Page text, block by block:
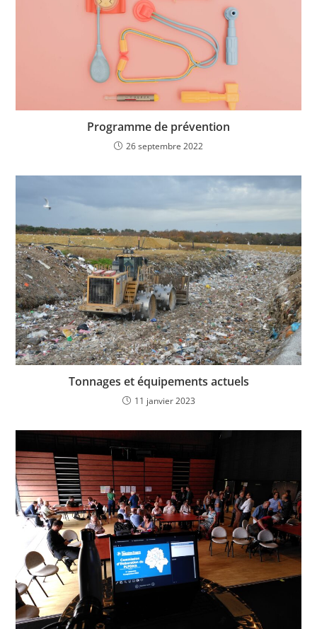
Programme de prévention
26 septembre 2022
Tonnages et équipements actuels
11 janvier 2023